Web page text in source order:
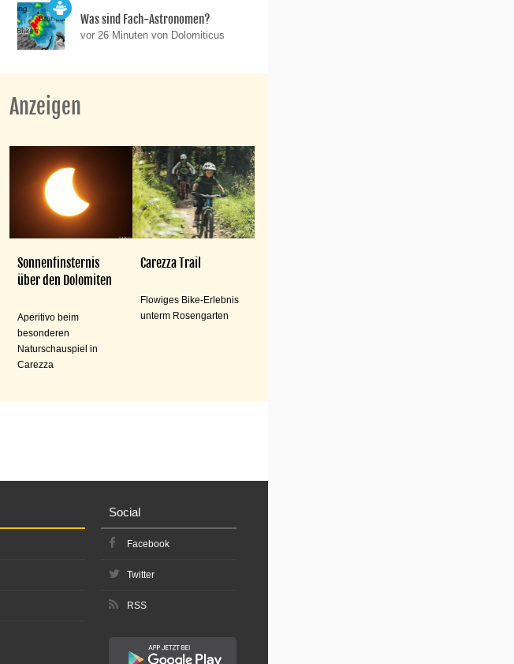
Was sind Fach-Astronomen?
vor 26 Minuten von Dolomiticus
Anzeigen
Sonnenfinsternis
über den Dolomiten
Aperitivo beim
besonderen
Naturschauspiel in
Carezza
Carezza Trail
Flowiges Bike-Erlebnis
unterm Rosengarten
Social
Facebook
Twitter
RSS